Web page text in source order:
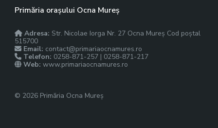
Primăria orașului Ocna Mureș
Adresa: Str. Nicolae Iorga Nr. 27 Ocna Mureș Cod poștal
515700
Email: contact@primariaocnamures.ro
Telefon: 0258-871-257 | 0258-871-217
Web: www.primariaocnamures.ro
© 2026 Primăria Ocna Mureș